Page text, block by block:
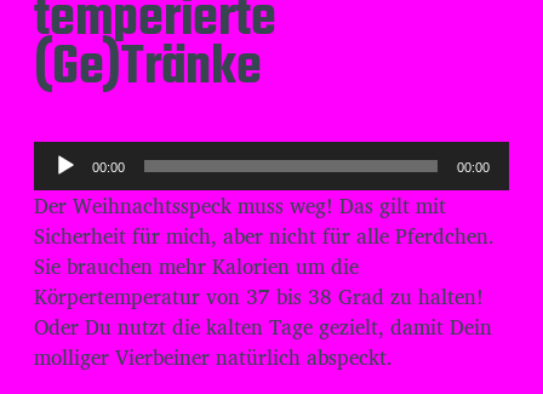
temperierte
(Ge)Tränke
u
d
i
o
-
P
00:00 00:00
Der Weihnachtsspeck muss weg! Das gilt mit
Sicherheit für mich, aber nicht für alle Pferdchen.
Sie brauchen mehr Kalorien um die
Körpertemperatur von 37 bis 38 Grad zu halten!
Oder Du nutzt die kalten Tage gezielt, damit Dein
molliger Vierbeiner natürlich abspeckt.